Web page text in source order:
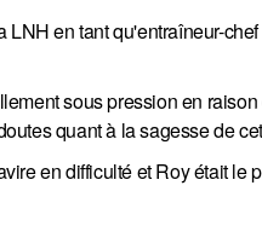
en tant qu'entraîneur-
sous pression en
quant à la sagesse de
en difficulté et Roy était le